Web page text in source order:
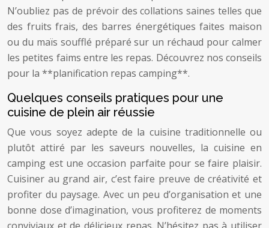
N’oubliez pas de prévoir des collations saines telles que
des fruits frais, des barres énergétiques faites maison
ou du maïs soufflé préparé sur un réchaud pour calmer
les petites faims entre les repas. Découvrez nos conseils
pour la **planification repas camping**.
Quelques conseils pratiques pour une
cuisine de plein air réussie
Que vous soyez adepte de la cuisine traditionnelle ou
plutôt attiré par les saveurs nouvelles, la cuisine en
camping est une occasion parfaite pour se faire plaisir.
Cuisiner au grand air, c’est faire preuve de créativité et
profiter du paysage. Avec un peu d’organisation et une
bonne dose d’imagination, vous profiterez de moments
conviviaux et de délicieux repas. N’hésitez pas à utiliser